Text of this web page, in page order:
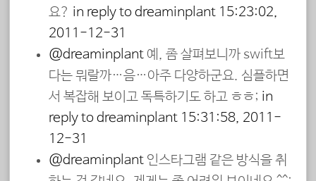
요? in reply to dreaminplant 15:23:02,
2011-12-31
@dreaminplant 예, 좀 살펴보니까 swift보
다는 뭐랄까…음…아주 다양하군요. 심플하면
서 복잡해 보이고 독특하기도 하고 ㅎㅎ; in
reply to dreaminplant 15:31:58, 2011-
12-31
@dreaminplant 인스타그램 같은 방식을 취